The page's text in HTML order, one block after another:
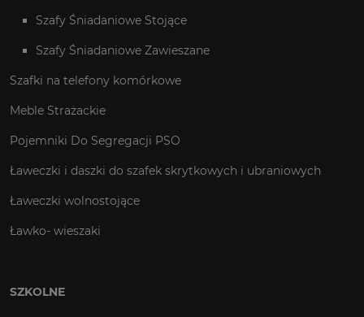
Szafy Śniadaniowe Stojące
Szafy Śniadaniowe Zawieszane
Szafki na telefony komórkowe
Meble Strażackie
Pojemniki Do Segregacji PSO
Ławeczki i daszki do szafek skrytkowych i ubraniowych
Ławeczki wolnostojące
Ławko- wieszaki
SZKOLNE